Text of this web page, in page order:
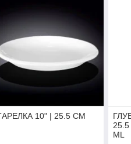
10" | 25.5 CM
25.5
ML